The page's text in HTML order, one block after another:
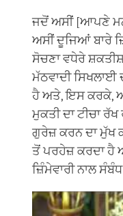
ਜਦੋਂ ਅਸੀਂ [ਆਪਣੇ
ਅਸੀਂ ਦੂਜਿਆਂ ਬਾਰੇ
ਸੋਚਣਾ ਵਧੇਰੇ
ਮੱਠਵਾਦੀ ਸਿਖਲਾਈ
ਹੈ ਅਤੇ, ਇਸ ਕਰਕੇ,
ਮੁਕਤੀ ਦਾ ਟੀਚਾ
ਗੁਰੇਜ਼ ਕਰਨ ਦਾ ਮੁੱਖ
ਤੋਂ ਪਰਹੇਜ਼ ਕਰਦਾ ਹੈ
ਜ਼ਿੰਮੇਵਾਰੀ ਨਾਲ